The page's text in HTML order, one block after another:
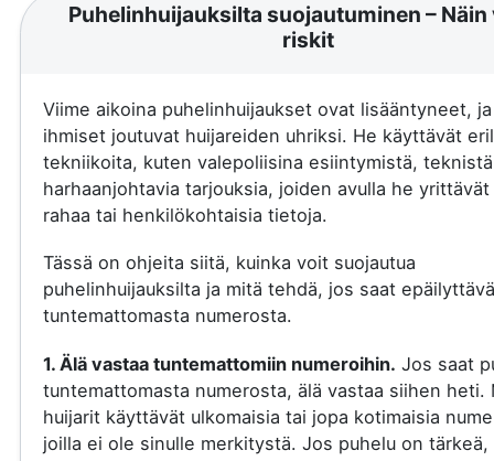
Puhelinhuijauksilta suojautuminen – Näin
riskit
Viime aikoina puhelinhuijaukset ovat lisääntyneet,
ihmiset joutuvat huijareiden uhriksi. He käyttävät
tekniikoita, kuten valepoliisina esiintymistä,
harhaanjohtavia tarjouksia, joiden avulla he yrittävät
rahaa tai henkilökohtaisia tietoja.
Tässä on ohjeita siitä, kuinka voit suojautua
puhelinhuijauksilta ja mitä tehdä, jos saat
tuntemattomasta numerosta.
1. Älä vastaa tuntemattomiin numeroihin. Jos saat
tuntemattomasta numerosta, älä vastaa siihen heti.
huijarit käyttävät ulkomaisia tai jopa kotimaisia
joilla ei ole sinulle merkitystä. Jos puhelu on